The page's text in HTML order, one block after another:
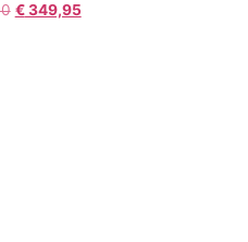
€349,95